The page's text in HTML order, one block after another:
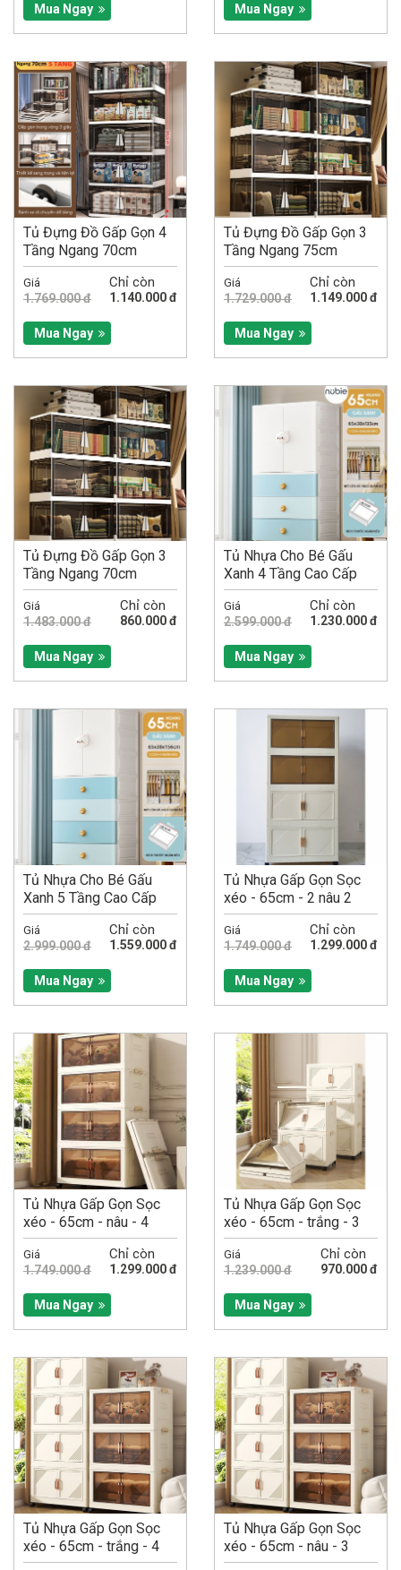
Mua Ngay Mua Ngay
Tủ Đựng Đồ Gấp Gọn 4
Tầng Ngang 70cm
Giá
1.769.000 đ
Chỉ còn
1.140.000 đ
Mua Ngay
Tủ Đựng Đồ Gấp Gọn 3
Tầng Ngang 75cm
Giá
1.729.000 đ
Chỉ còn
1.149.000 đ
Mua Ngay
Tủ Đựng Đồ Gấp Gọn 3
Tầng Ngang 70cm
Giá
1.483.000 đ
Chỉ còn
860.000 đ
Mua Ngay
Tủ Nhựa Cho Bé Gấu
Xanh 4 Tầng Cao Cấp
Ngang 65CM
Giá
2.599.000 đ
Chỉ còn
1.230.000 đ
Mua Ngay
Tủ Nhựa Cho Bé Gấu
Xanh 5 Tầng Cao Cấp
Ngang 65CM
Giá
2.999.000 đ
Chỉ còn
1.559.000 đ
Mua Ngay
Tủ Nhựa Gấp Gọn Sọc
xéo - 65cm - 2 nâu 2
trắng- 4 tầng
Giá
1.749.000 đ
Chỉ còn
1.299.000 đ
Mua Ngay
Tủ Nhựa Gấp Gọn Sọc
xéo - 65cm - nâu - 4
tầng
Giá
1.749.000 đ
Chỉ còn
1.299.000 đ
Mua Ngay
Tủ Nhựa Gấp Gọn Sọc
xéo - 65cm - trắng - 3
tầng
Giá
1.239.000 đ
Chỉ còn
970.000 đ
Mua Ngay
Tủ Nhựa Gấp Gọn Sọc
xéo - 65cm - trắng - 4
tầng
Tủ Nhựa Gấp Gọn Sọc
xéo - 65cm - nâu - 3
tầng